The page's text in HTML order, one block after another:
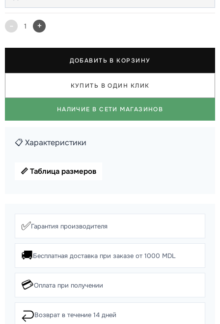
- 1 +
ДОБАВИТЬ В КОРЗИНУ
КУПИТЬ В ОДИН КЛИК
НАЛИЧИЕ В СЕТИ МАГАЗИНОВ
📋 Характеристики
📏 Таблица размеров
✅Гарантия производителя
🚚Бесплатная доставка при заказе от 1000 MDL
💳Оплата при получении
↩️Возврат в течение 14 дней